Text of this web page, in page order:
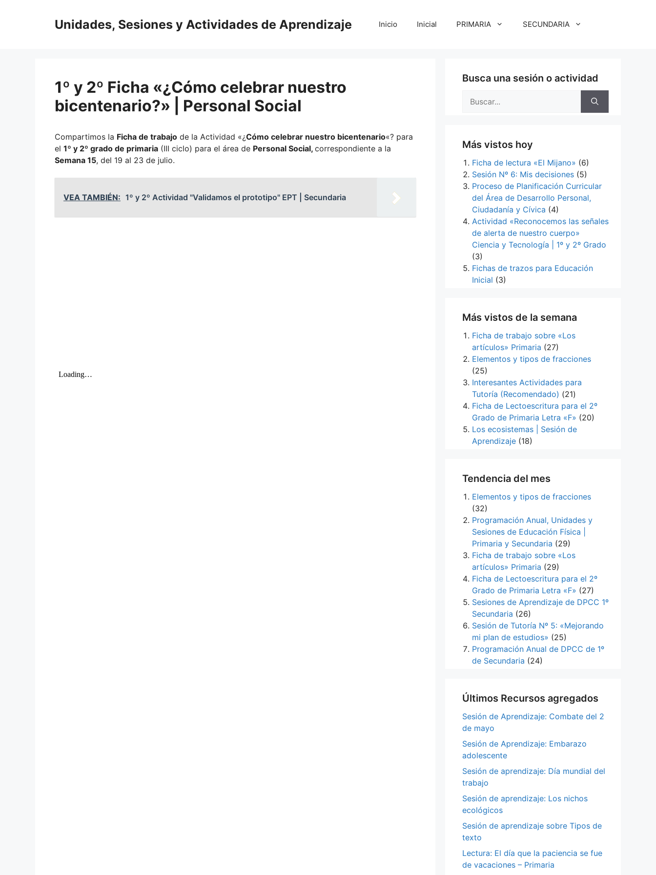
Unidades, Sesiones y Actividades de Aprendizaje Inicio Inicial PRIMARIA SECUNDARIA
1º y 2º Ficha «¿Cómo celebrar nuestro
bicentenario?» | Personal Social
Compartimos la Ficha de trabajo de la Actividad «¿Cómo celebrar nuestro bicentenario«? para
el 1º y 2º grado de primaria (III ciclo) para el área de Personal Social, correspondiente a la
Semana 15, del 19 al 23 de julio.
VEA TAMBIÉN: 1º y 2º Actividad "Validamos el prototipo" EPT | Secundaria
Busca una sesión o actividad
Más vistos hoy
Ficha de lectura «El Mijano» (6)
Sesión Nº 6: Mis decisiones (5)
Proceso de Planificación Curricular
del Área de Desarrollo Personal,
Ciudadanía y Cívica (4)
Actividad «Reconocemos las señales
de alerta de nuestro cuerpo»
Ciencia y Tecnología | 1º y 2º Grado
(3)
Fichas de trazos para Educación
Inicial (3)
Más vistos de la semana
Ficha de trabajo sobre «Los
artículos» Primaria (27)
Elementos y tipos de fracciones
(25)
Interesantes Actividades para
Tutoría (Recomendado) (21)
Ficha de Lectoescritura para el 2º
Grado de Primaria Letra «F» (20)
Los ecosistemas | Sesión de
Aprendizaje (18)
Tendencia del mes
Elementos y tipos de fracciones
(32)
Programación Anual, Unidades y
Sesiones de Educación Física |
Primaria y Secundaria (29)
Ficha de trabajo sobre «Los
artículos» Primaria (29)
Ficha de Lectoescritura para el 2º
Grado de Primaria Letra «F» (27)
Sesiones de Aprendizaje de DPCC 1º
Secundaria (26)
Sesión de Tutoría Nº 5: «Mejorando
mi plan de estudios» (25)
Programación Anual de DPCC de 1º
de Secundaria (24)
Últimos Recursos agregados
Sesión de Aprendizaje: Combate del 2
de mayo
Sesión de Aprendizaje: Embarazo
adolescente
Sesión de aprendizaje: Día mundial del
trabajo
Sesión de aprendizaje: Los nichos
ecológicos
Sesión de aprendizaje sobre Tipos de
texto
Lectura: El día que la paciencia se fue
de vacaciones – Primaria